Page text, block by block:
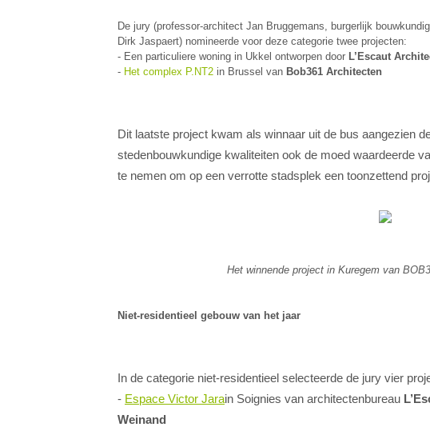
De jury (professor-architect Jan Bruggemans, burgerlijk
Dirk Jaspaert) nomineerde voor deze categorie twee projecten:
- Een particuliere woning in Ukkel ontworpen door L’Escaut
- Het complex P.NT2 in Brussel van Bob361 Architecten
Dit laatste project kwam als winnaar uit de bus aangezien
stedenbouwkundige kwaliteiten ook de moed waardeerde
te nemen om op een verrotte stadsplek een toonzettend
Het winnende project in Kuregem van
Niet-residentieel gebouw van het jaar
In de categorie niet-residentieel
- Espace Victor Jarain Soignies van architectenbureau
Weinand